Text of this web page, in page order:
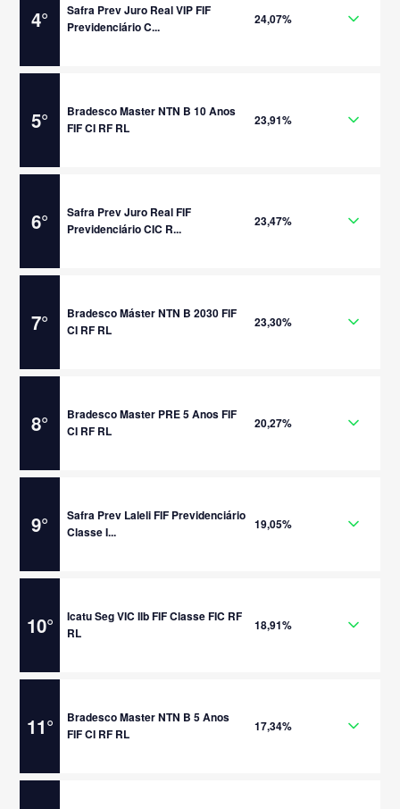
4°
Safra Prev Juro Real VIP FIF
Previdenciário C...
24,07%
5°
Bradesco Master NTN B 10 Anos
FIF CI RF RL
23,91%
6°
Safra Prev Juro Real FIF
Previdenciário CIC R...
23,47%
7°
Bradesco Máster NTN B 2030 FIF
CI RF RL
23,30%
8°
Bradesco Master PRE 5 Anos FIF
CI RF RL
20,27%
9°
Safra Prev Laleli FIF Previdenciário
Classe I...
19,05%
10°
Icatu Seg VIC Ilb FIF Classe FIC RF
RL
18,91%
11°
Bradesco Master NTN B 5 Anos
FIF CI RF RL
17,34%